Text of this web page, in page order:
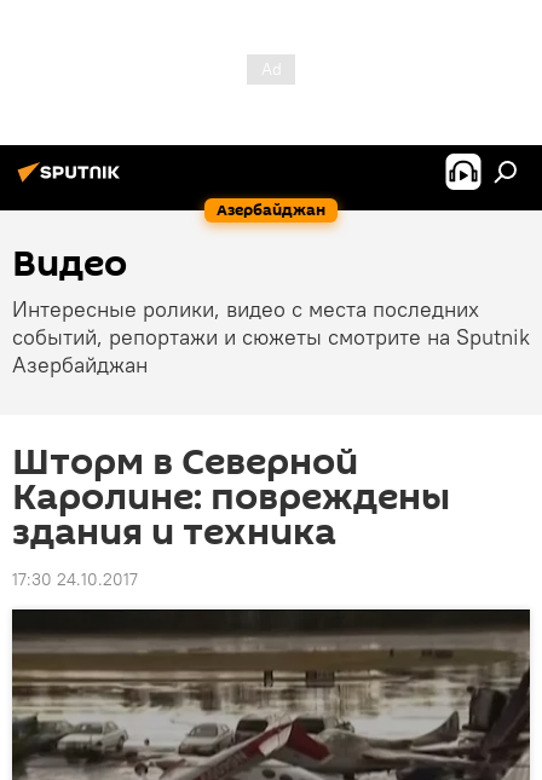
Азербайджан
Видео
Интересные ролики, видео с места последних
событий, репортажи и сюжеты смотрите на Sputnik
Азербайджан
Шторм в Северной
Каролине: повреждены
здания и техника
17:30 24.10.2017